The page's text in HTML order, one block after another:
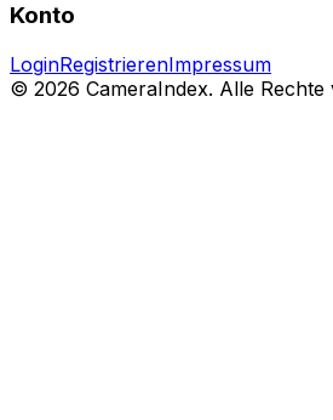
Konto
LoginRegistrierenImpressum
© 2026 CameraIndex. Alle Rechte